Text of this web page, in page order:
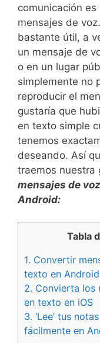
comunicación
mensajes de
bastante útil, a
un mensaje de
o en un lugar
simplemente no
reproducir el
gustaría que
en texto simple
tenemos
deseando. Así
traemos nuestra
mensajes de
Android:
Tabla
1. Convertir
texto en Android
2. Convierta los
en texto en iOS
3. ‘Lee’ tus
fácilmente en